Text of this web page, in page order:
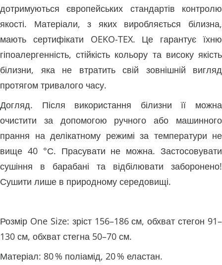
дотримуються європейських стандартів контролю
якості. Матеріали, з яких виробляється білизна,
мають сертифікати OEKO-TEX. Це гарантує їхню
гіпоалергенність, стійкість кольору та високу якість
білизни, яка не втратить свій зовнішній вигляд
протягом тривалого часу.
Догляд. Після використання білизни її можна
очистити за допомогою ручного або машинного
прання на делікатному режимі за температури не
вище 40 °С. Прасувати не можна. Застосовувати
сушіння в барабані та відбілювати заборонено!
Сушити лише в природному середовищі.
Розмір One Size: зріст 156–186 см, обхват стегон 91–
130 см, обхват стегна 50–70 см.
Матеріал: 80 % поліамід, 20 % еластан.